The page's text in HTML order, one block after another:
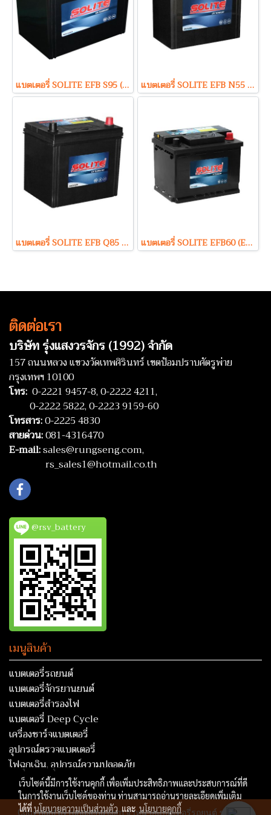
แบตเตอรี่ SOLITE EFB S95 (EFB-Enhanced Flooded Battery Type) 12V 70Ah แบตเตอรี่ SOLITE EFB N55 (EFB-Enhanced Flooded Battery Type) 12V 50Ah
แบตเตอรี่ SOLITE EFB Q85 (EFB-Enhanced Flooded Battery Type) 12V 60Ah แบตเตอรี่ SOLITE EFB60 (EFB-Enhanced Flooded Battery Type) 12V 60Ah
ติดต่อเรา
บริษัท รุ่งแสงวรจักร (1992) จำกัด
157 ถนนหลวง แขวงวัดเทพศิรินทร์ เขตป้อมปราบศัตรูพ่าย
กรุงเทพฯ 10100
โทร: 0-2221 9457-8,0-2222 4211,
0-2222 5822,0-2223 9159-60
โทรสาร:0-2225 4830
สายด่วน:081-4316470
E-mail:sales@rungseng.com,
rs_sales1@hotmail.co.th
@rsv_battery
เมนูสินค้า
แบตเตอรี่รถยนต์
แบตเตอรี่จักรยานยนต์
แบตเตอรี่สำรองไฟ
แบตเตอรี่ Deep Cycle
เครื่องชาร์จแบตเตอรี่
อุปกรณ์ตรวจแบตเตอรี่
ไฟฉุกเฉิน, อุปกรณ์ความปลอดภัย
Copy right by rungseng.com จำหน่ายแบตเตอรี่รถยนต์ รถบรรทุก
เว็บไซต์นี้มีการใช้งานคุกกี้ เพื่อเพิ่มประสิทธิภาพและประสบการณ์ที่ดี
ในการใช้งานเว็บไซต์ของท่าน ท่านสามารถอ่านรายละเอียดเพิ่มเติม
ได้ที่นโยบายความเป็นส่วนตัวและนโยบายคุกกี้